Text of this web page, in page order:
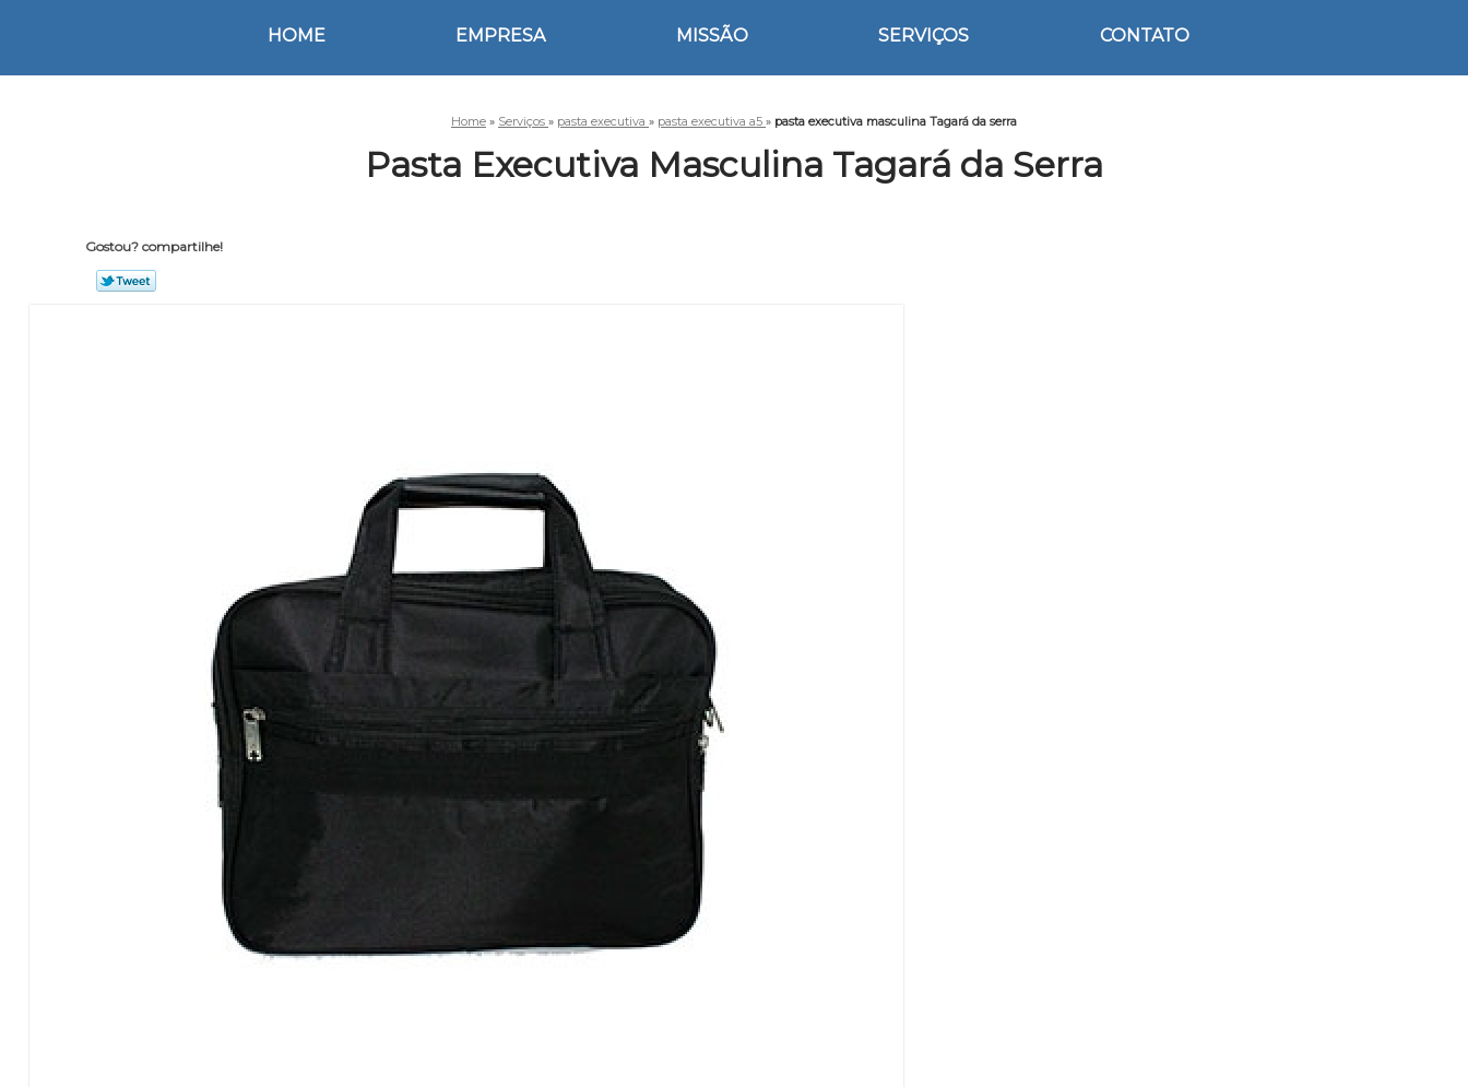
HOME EMPRESA MISSÃO SERVIÇOS CONTATO
Home » Serviços » pasta executiva » pasta executiva a5 » pasta executiva masculina Tagará da serra
Pasta Executiva Masculina Tagará da Serra
Gostou? compartilhe!